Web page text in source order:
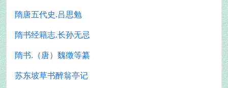
隋唐五代史.吕思勉
隋书经籍志.长孙无忌
隋书.（唐）魏徵等纂
苏东坡草书醉翁亭记